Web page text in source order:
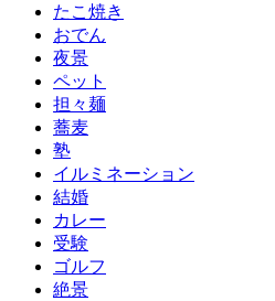
たこ焼き
おでん
夜景
ペット
担々麺
蕎麦
塾
イルミネーション
結婚
カレー
受験
ゴルフ
絶景